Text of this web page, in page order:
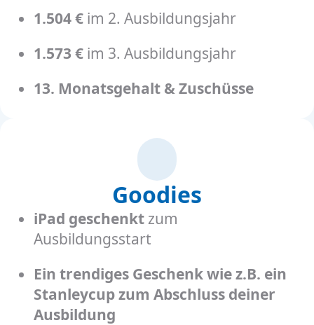
1.504 € im 2. Ausbildungsjahr
1.573 € im 3. Ausbildungsjahr
13. Monatsgehalt & Zuschüsse
Goodies
iPad geschenkt zum
Ausbildungsstart
Ein trendiges Geschenk wie z.B. ein
Stanleycup zum Abschluss deiner
Ausbildung